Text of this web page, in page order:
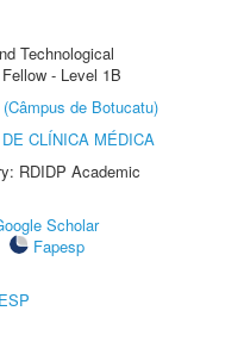
Technological
- Level 1B
de Botucatu)
CLÍNICA MÉDICA
RDIDP Academic
Scholar
Fapesp